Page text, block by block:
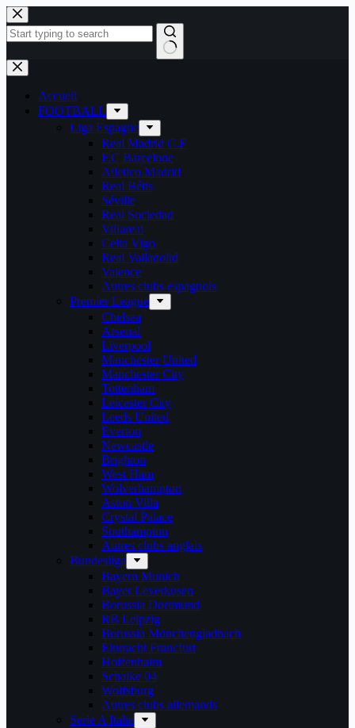
Passer
au
contenu
Aucun
résultat
Accueil
FOOTBALL
Liga Espagne
Real Madrid C.F
F.C Barcelone
Atletico Madrid
Real Bétis
Séville
Real Sociedad
Villareal
Celta Vigo
Real Valladolid
Valence
Autres clubs espagnols
Premier League
Chelsea
Arsenal
Liverpool
Manchester United
Manchester City
Tottenham
Leicester City
Leeds United
Everton
Newcastle
Brighton
West Ham
Wolverhampton
Aston Villa
Crystal Palace
Southampton
Autres clubs anglais
Bundesliga
Bayern Munich
Bayer Leverkusen
Borussia Dortmund
RB Leipzig
Borussia Mönchengladbach
Eintracht Francfurt
Hoffenhaim
Schalke 04
Wolfsburg
Autres clubs allemands
Serie A Italie